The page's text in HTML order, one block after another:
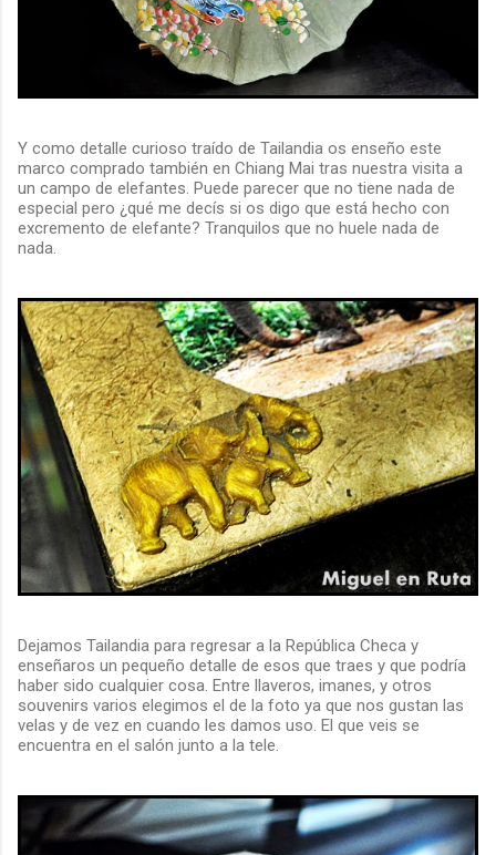
Y como detalle curioso traído de Tailandia os enseño este
marco comprado también en Chiang Mai tras nuestra visita a
un campo de elefantes. Puede parecer que no tiene nada de
especial pero ¿qué me decís si os digo que está hecho con
excremento de elefante? Tranquilos que no huele nada de
nada.
Dejamos Tailandia para regresar a la República Checa y
enseñaros un pequeño detalle de esos que traes y que podría
haber sido cualquier cosa. Entre llaveros, imanes, y otros
souvenirs varios elegimos el de la foto ya que nos gustan las
velas y de vez en cuando les damos uso. El que veis se
encuentra en el salón junto a la tele.